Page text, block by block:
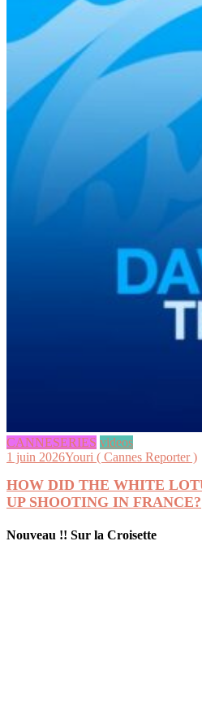
CANNESERIES videos
1 juin 2026Youri ( Cannes Reporter )
HOW DID THE WHITE
UP SHOOTING IN FRANCE?
Nouveau !! Sur la Croisette